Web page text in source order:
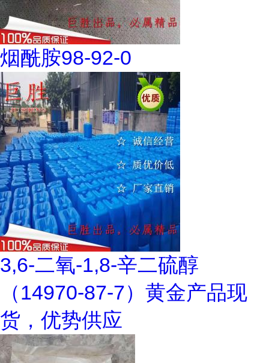
烟酰胺98-92-0
3,6-二氧-1,8-辛二硫醇
（14970-87-7）黄金产品现
货，优势供应